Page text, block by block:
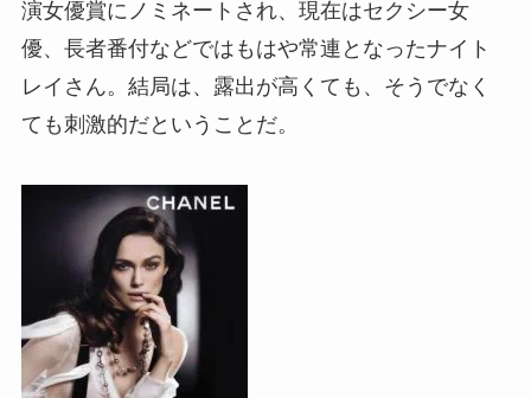
演女優賞にノミネートされ、現在はセクシー女
優、長者番付などではもはや常連となったナイト
レイさん。結局は、露出が高くても、そうでなく
ても刺激的だということだ。